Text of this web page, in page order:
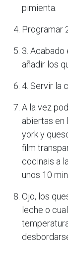
pimienta.
Programar
3. Acabado
añadir los
4. Servir la
A la vez
abiertas en
york y
film
cocinais a
unos 10
Ojo, los
leche o